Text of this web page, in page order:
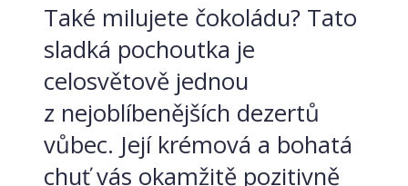
Také milujete čokoládu? Tato
sladká pochoutka je
celosvětově jednou
z nejoblíbenějších dezertů
vůbec. Její krémová a bohatá
chuť vás okamžitě pozitivně